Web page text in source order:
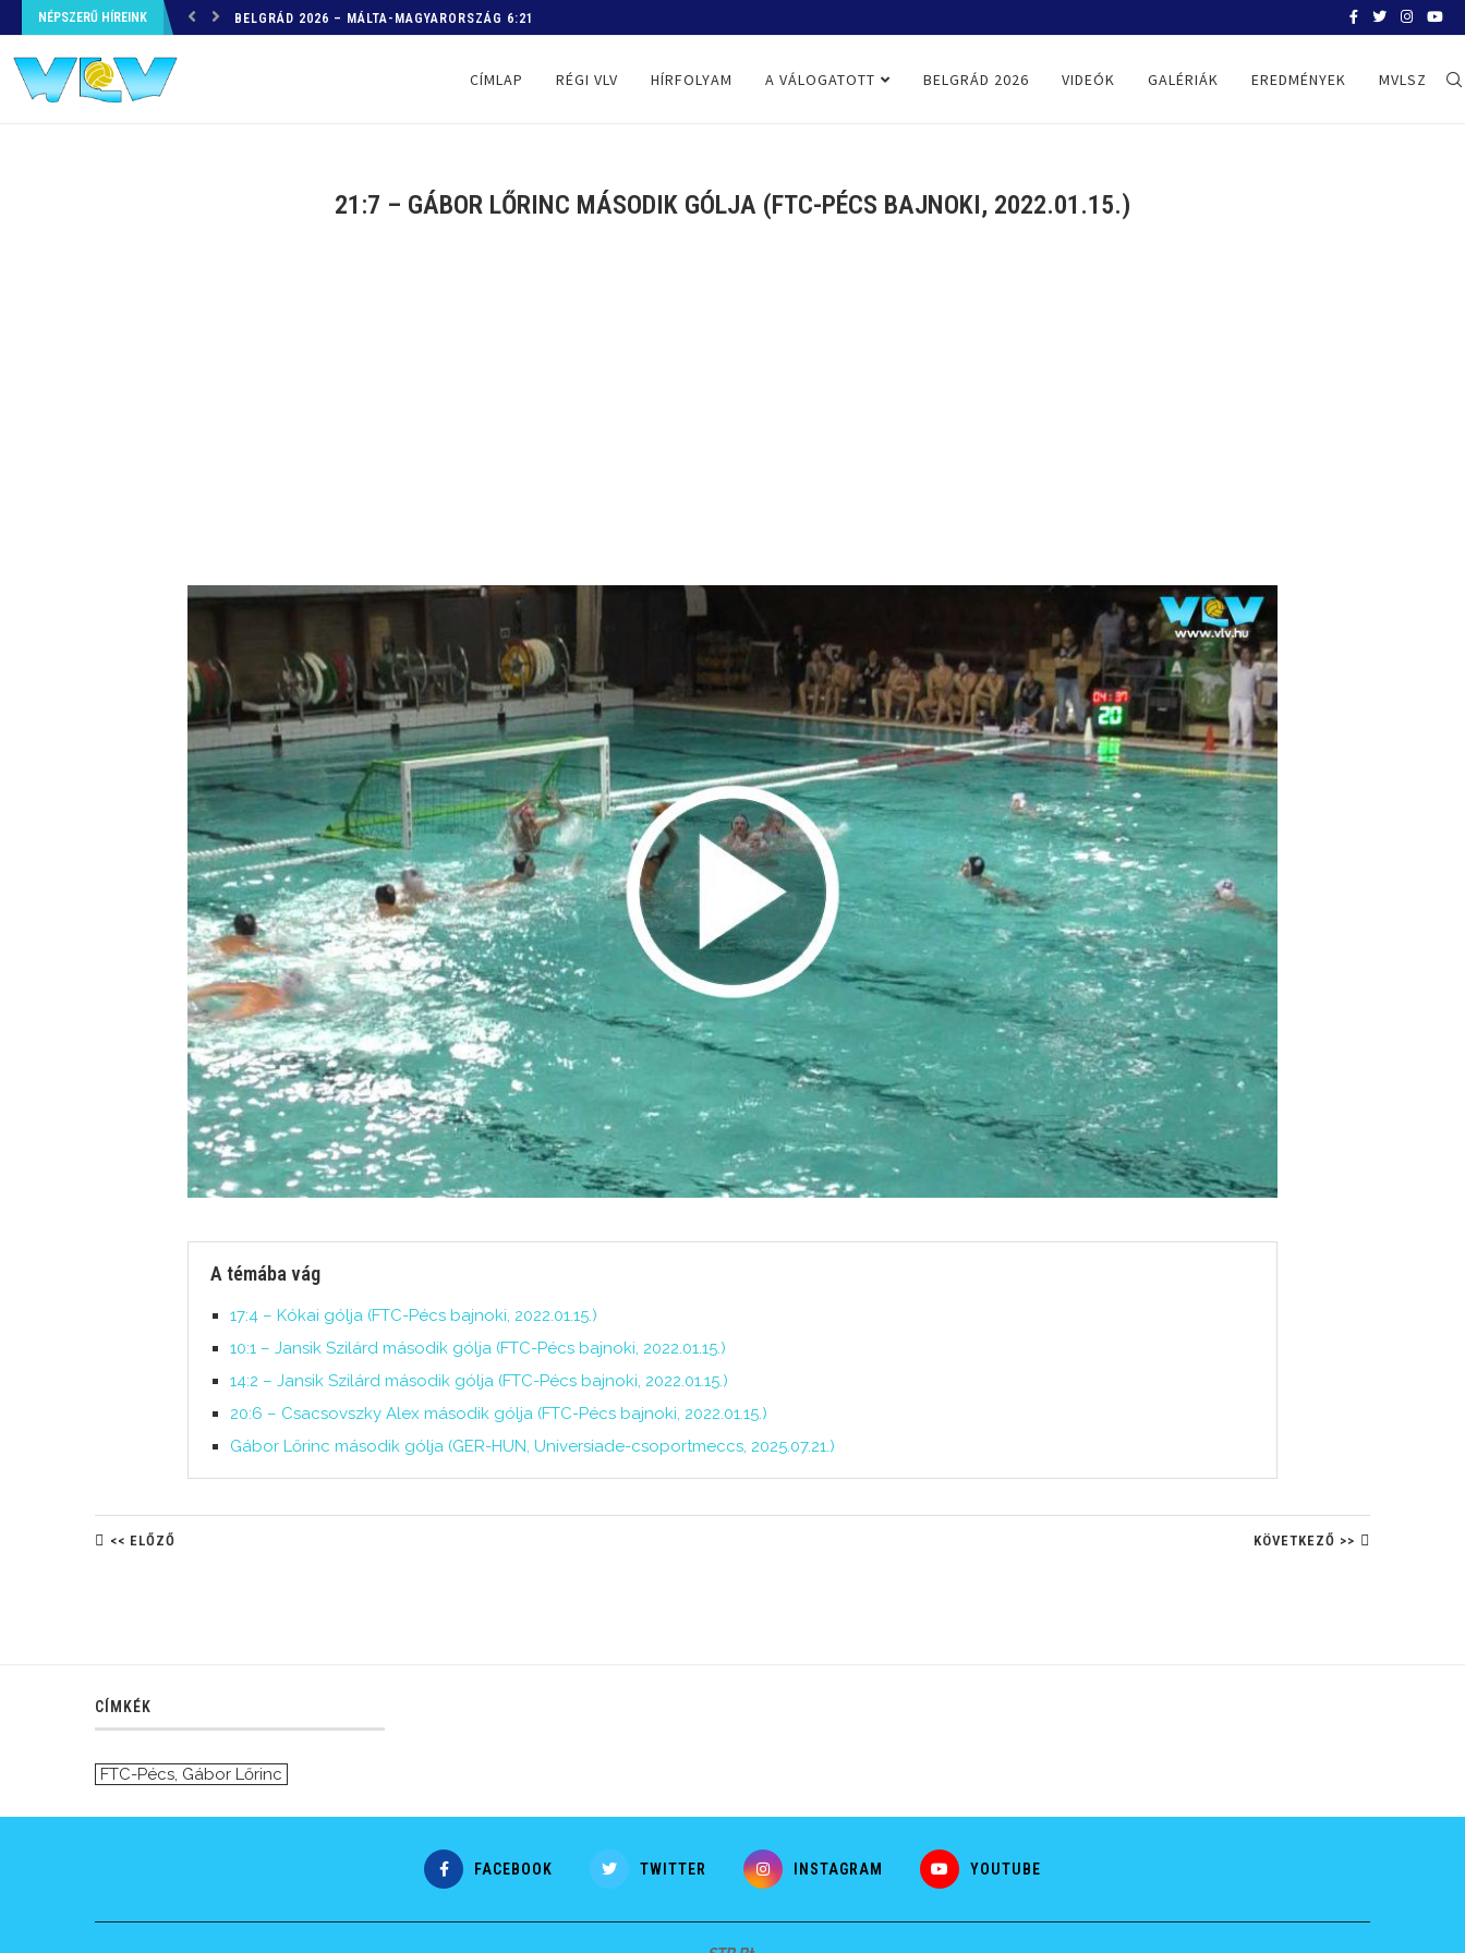
NÉPSZERŰ HÍREINK HELYZETKÉP AZ EB-RŐL – A TOVÁBBI PROGRAM
CÍMLAP RÉGI VLV HÍRFOLYAM A VÁLOGATOTT BELGRÁD 2026 VIDEÓK GALÉRIÁK EREDMÉNYEK MVLSZ
21:7 – GÁBOR LŐRINC MÁSODIK GÓLJA (FTC-PÉCS BAJNOKI, 2022.01.15.)
A témába vág
17:4 – Kókai gólja (FTC-Pécs bajnoki, 2022.01.15.)
10:1 – Jansik Szilárd második gólja (FTC-Pécs bajnoki, 2022.01.15.)
14:2 – Jansik Szilárd második gólja (FTC-Pécs bajnoki, 2022.01.15.)
20:6 – Csacsovszky Alex második gólja (FTC-Pécs bajnoki, 2022.01.15.)
Gábor Lőrinc második gólja (GER-HUN, Universiade-csoportmeccs, 2025.07.21.)
<< ELŐZŐ KÖVETKEZŐ >>
CÍMKÉK
FTC-Pécs, Gábor Lőrinc
FACEBOOK TWITTER INSTAGRAM YOUTUBE